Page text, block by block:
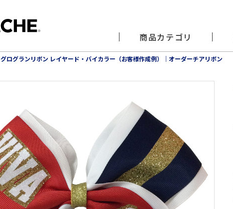
商品カテゴリ
グログランリボン レイヤード・バイカラー（お客様作成例）｜オーダーチアリボン